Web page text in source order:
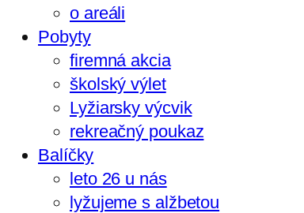
o areáli
Pobyty
firemná akcia
školský výlet
Lyžiarsky výcvik
rekreačný poukaz
Balíčky
leto 26 u nás
lyžujeme s alžbetou